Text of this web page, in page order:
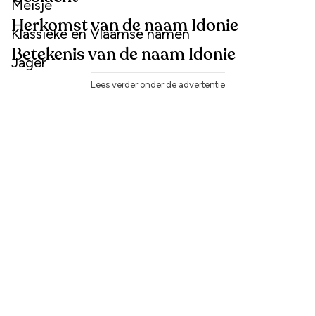
Meisje
Herkomst van de naam Idonie
Klassieke en Vlaamse namen
Betekenis van de naam Idonie
Jager
Lees verder onder de advertentie